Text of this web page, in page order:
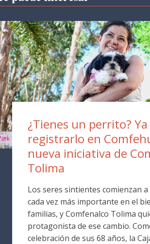
¿Tienes un perrito?
registrarlo en
nueva iniciativa de
Tolima
Los seres sintientes comienzan
cada vez más importante en el
familias, y Comfenalco Tolima
protagonista de ese cambio.
celebración de sus 68 años, la